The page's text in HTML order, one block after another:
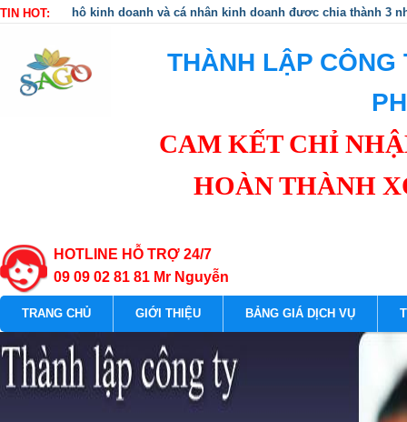
TIN HOT: hộ kinh doanh và cá nhân kinh doanh được chia thành 3
THÀNH LẬP
CAM KẾT CHỈ
HOÀN THÀNH
HOTLINE HỖ TRỢ 24/7
09 09 02 81 81 Mr Nguyễn
TRANG CHỦ GIỚI THIỆU BẢNG GIÁ DỊCH VỤ